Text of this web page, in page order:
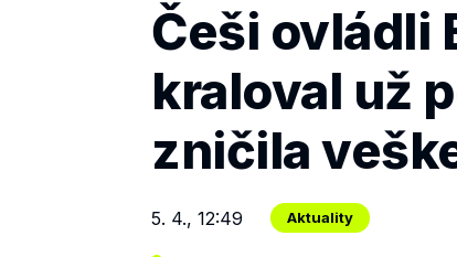
Češi ovládli
kraloval už
zničila
5. 4., 12:49 Aktuality